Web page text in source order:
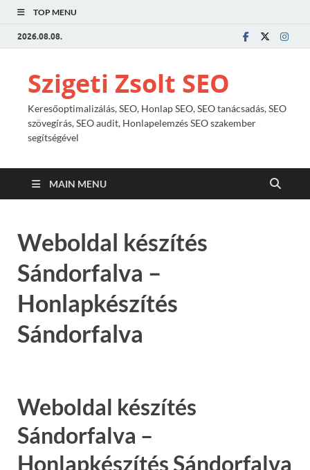
TOP MENU
2026.08.08.
Szigeti Zsolt SEO
Keresőoptimalizálás, SEO, Honlap SEO, SEO tanácsadás, SEO
szövegírás, SEO audit, Honlapelemzés SEO szakember
segítségével
MAIN MENU
Weboldal készítés
Sándorfalva –
Honlapkészítés
Sándorfalva
Weboldal készítés
Sándorfalva –
Honlapkészítés Sándorfalva